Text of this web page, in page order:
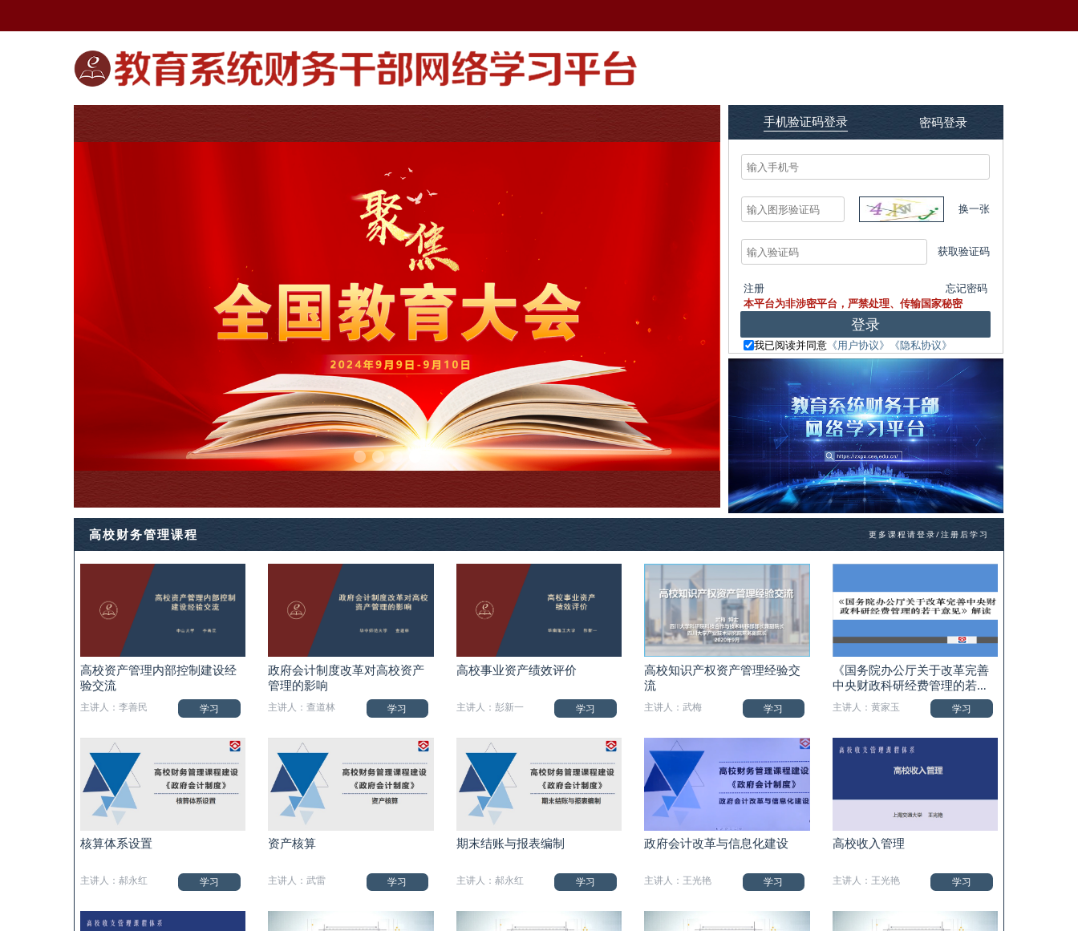
手机验证码登录 密码登录
换一张
获取验证码
注册
忘记密码
本平台为非涉密平台，严禁处理、传输国家秘密
登录
我已阅读并同意 《用户协议》 《隐私协议》
高校财务管理课程 更多课程请登录/注册后学习
高校资产管理内部控制建设经
验交流
主讲人：李善民 学习
政府会计制度改革对高校资产
管理的影响
主讲人：查道林 学习
高校事业资产绩效评价
主讲人：彭新一 学习
高校知识产权资产管理经验交
流
主讲人：武梅 学习
《国务院办公厅关于改革完善
中央财政科研经费管理的若干
意见》解读
主讲人：黄家玉 学习
核算体系设置
主讲人：郝永红 学习
资产核算
主讲人：武雷 学习
期末结账与报表编制
主讲人：郝永红 学习
政府会计改革与信息化建设
主讲人：王光艳 学习
高校收入管理
主讲人：王光艳 学习